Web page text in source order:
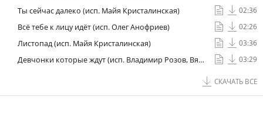
Ты сейчас далеко (исп. Майя Кристалинская) 02:36
Всё тебе к лицу идёт (исп. Олег Анофриев) 02:26
Листопад (исп. Майя Кристалинская) 03:36
Девчонки которые ждут (исп. Владимир Розов, Вячеслав Федоркин) 03:29
СКАЧАТЬ ВСЕ